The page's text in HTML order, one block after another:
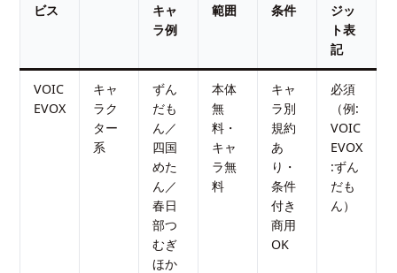
ビス
キャ
ラ例
範囲
条件
ジッ
ト表
記
VOIC
EVOX
キャ
ラク
ター
系
ずん
だも
ん／
四国
めた
ん／
春日
部つ
むぎ
ほか
本体
無
料・
キャ
ラ無
料
キャ
ラ別
規約
あ
り・
条件
付き
商用
OK
必須
（例:
VOIC
EVOX
:ずん
だも
ん）